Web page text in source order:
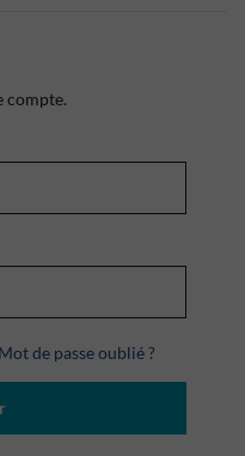
compte.
Mot de passe oublié ?